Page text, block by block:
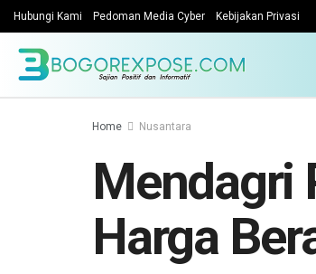
Hubungi Kami Pedoman Media Cyber Kebijakan Privasi
Home Nusantara
Mendagri
Harga